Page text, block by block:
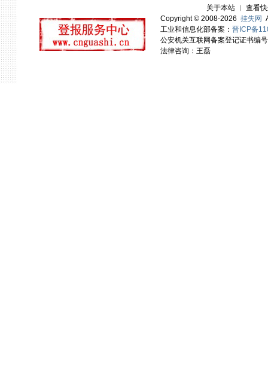
关于本站︱ 查看
Copyright © 2008-2026 挂失网
工业和信息化部备案： 晋ICP备
公安机关互联网备案登记证书编
法律咨询：王磊